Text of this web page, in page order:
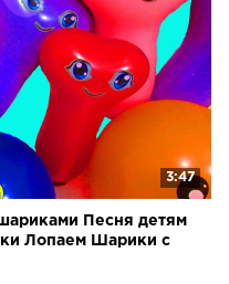
3:47
Песня детям
Лопаем Шарики с